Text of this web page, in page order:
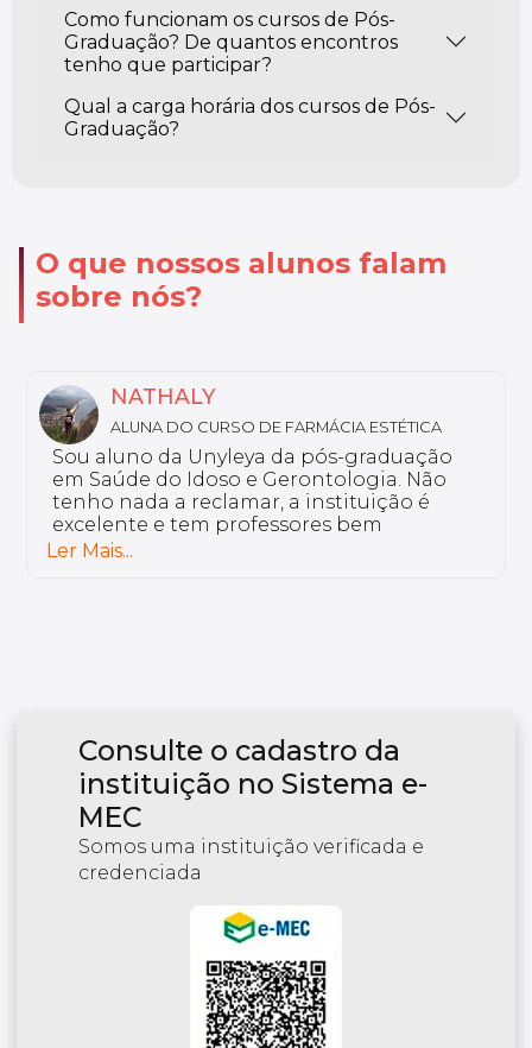
Como funcionam os cursos de Pós-
Graduação? De quantos encontros
tenho que participar?
Qual a carga horária dos cursos de Pós-
Graduação?
O que nossos alunos falam
sobre nós?
NATHALY
ALUNA DO CURSO DE FARMÁCIA ESTÉTICA
Sou aluno da Unyleya da pós-graduação
em Saúde do Idoso e Gerontologia. Não
tenho nada a reclamar, a instituição é
excelente e tem professores bem
preparados.
Ler Mais...
Consulte o cadastro da
instituição no Sistema e-
MEC
Somos uma instituição verificada e
credenciada